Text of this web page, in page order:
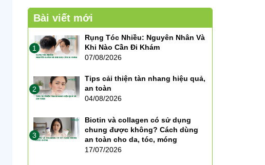
Bài viết mới
1
Rụng Tóc Nhiều: Nguyên Nhân Và
Khi Nào Cần Đi Khám
07/08/2026
2
Tips cải thiện tàn nhang hiệu quả,
an toàn
04/08/2026
3
Biotin và collagen có sử dụng
chung được không? Cách dùng
an toàn cho da, tóc, móng
17/07/2026